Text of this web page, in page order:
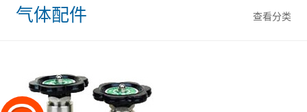
查看分类
气体配件